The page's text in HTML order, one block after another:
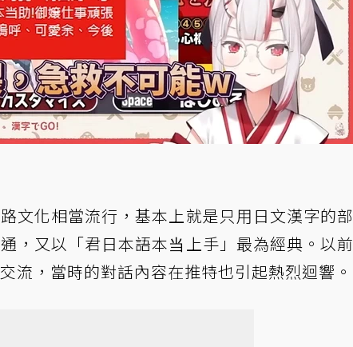
文化相當流行，基本上就是只用日文漢字的部
，又以「君日本語本当上手」最為經典。以前
流，當時的對話內容在推特也引起熱烈迴響。